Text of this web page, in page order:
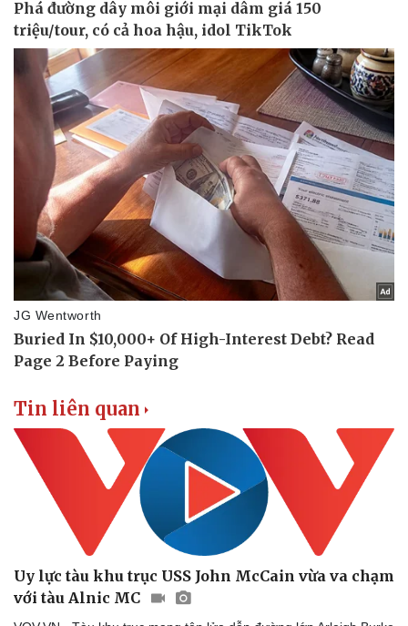
Tin liên quan
Uy lực tàu khu trục USS John McCain vừa va chạm
với tàu Alnic MC